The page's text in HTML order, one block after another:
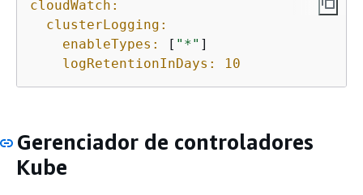
cloudWatch:
clusterLogging:
enableTypes:
[ "*" ]
logRetentionInDays:
10
Gerenciador de controladores
Kube